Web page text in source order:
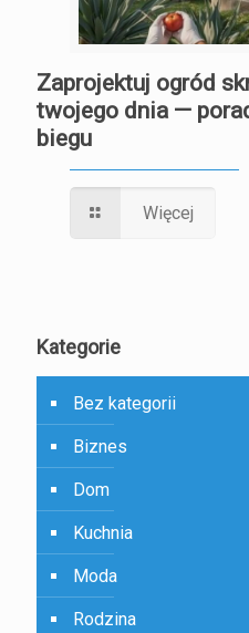
Zaprojektuj ogród
twojego dnia —
biegu
Więcej
Kategorie
Bez kategorii
Biznes
Dom
Kuchnia
Moda
Rodzina